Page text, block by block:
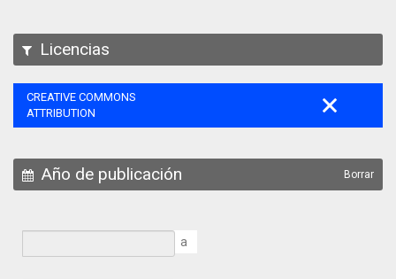
Licencias
CREATIVE COMMONS
ATTRIBUTION
Año de publicación Borrar
a